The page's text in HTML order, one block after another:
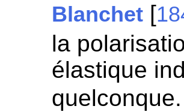
Blanchet [
la
élastique